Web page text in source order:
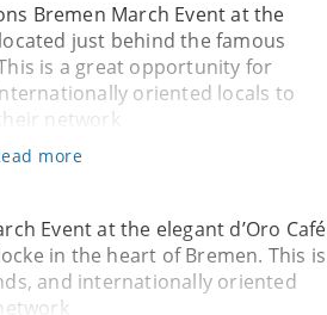
Bremen March Event at the
just behind the famous
is a great opportunity for
oriented locals to
network
more
Event at the elegant d’Oro Café
in the heart of Bremen. This is
and internationally oriented